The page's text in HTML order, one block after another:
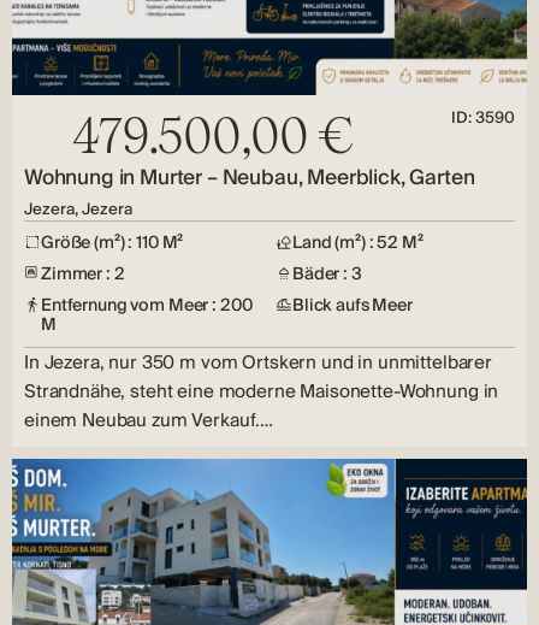
479.500,00 € ID: 3590
Wohnung in Murter – Neubau, Meerblick, Garten
Jezera, Jezera
Größe (m²) : 110 M²
Land (m²) : 52 M²
Zimmer : 2
Bäder : 3
Entfernung vom Meer : 200
M
Blick aufs Meer
In Jezera, nur 350 m vom Ortskern und in unmittelbarer
Strandnähe, steht eine moderne Maisonette-Wohnung in
einem Neubau zum Verkauf.…